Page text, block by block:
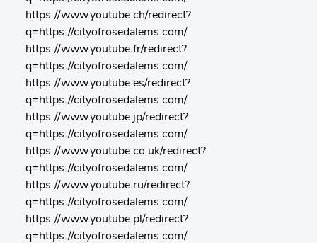
https://www.youtube.ch/redirect?
q=https://cityofrosedalems.com/
https://www.youtube.fr/redirect?
q=https://cityofrosedalems.com/
https://www.youtube.es/redirect?
q=https://cityofrosedalems.com/
https://www.youtube.jp/redirect?
q=https://cityofrosedalems.com/
https://www.youtube.co.uk/redirect?
q=https://cityofrosedalems.com/
https://www.youtube.ru/redirect?
q=https://cityofrosedalems.com/
https://www.youtube.pl/redirect?
q=https://cityofrosedalems.com/